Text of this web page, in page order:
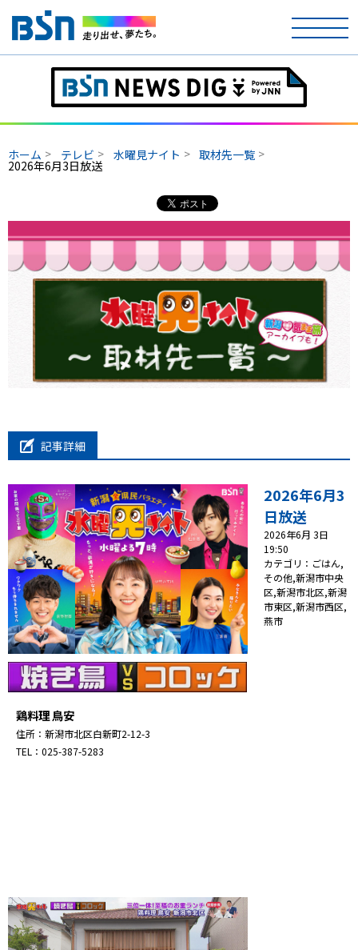
テレビ
アナウンサー
イベント
ニュース
天気
コンテンツ・アプリ
会社概要・ビジョン
お問い合わせ
ホーム テレビ 水曜見ナイト 取材先一覧
2026年6月3日放送
記事詳細
2026年6月3
日放送
2026年6月 3日
19:50
カテゴリ：ごはん,
その他,新潟市中央
区,新潟市北区,新潟
市東区,新潟市西区,
燕市
鶏料理 鳥安
住所：新潟市北区白新町2-12-3
TEL：025-387-5283